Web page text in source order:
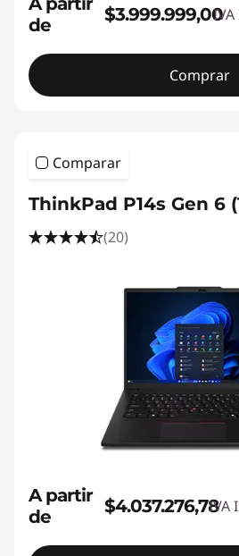
de
$3.999.999,00
Comprar
Comparar
ThinkPad P14s Gen 6
(20)
A partir
de
$4.037.276,78IVA